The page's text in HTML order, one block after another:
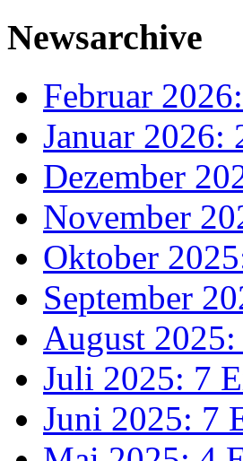
Newsarchive
Februar
Januar 2026:
Dezember
November
Oktober
September
August
Juli 2025: 7
Juni 2025: 7